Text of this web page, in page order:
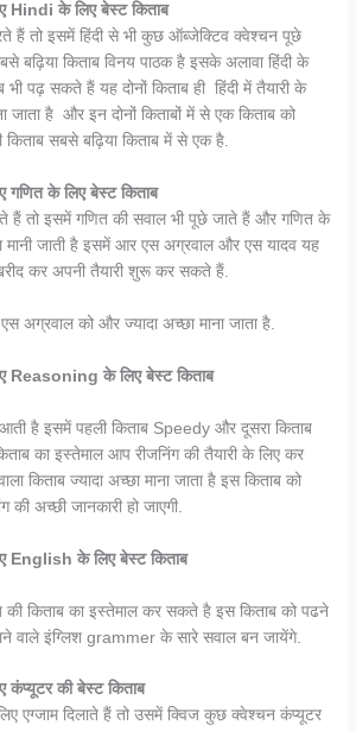
के लिए बेस्ट किताब
हैं तो इसमें हिंदी से भी कुछ ऑब्जेक्टिव क्वेश्चन पूछे
बढ़िया किताब विनय पाठक है इसके अलावा हिंदी के
पढ़ सकते हैं यह दोनों किताब ही हिंदी में तैयारी के
जाता है और इन दोनों किताबों में से एक किताब को
किताब सबसे बढ़िया किताब में से एक है.
के लिए बेस्ट किताब
हैं तो इसमें गणित की सवाल भी पूछे जाते हैं और गणित के
मानी जाती है इसमें आर एस अग्रवाल और एस यादव यह
कर अपनी तैयारी शुरू कर सकते हैं.
अग्रवाल को और ज्यादा अच्छा माना जाता है.
के लिए बेस्ट किताब
आती है इसमें पहली किताब Speedy और दूसरा किताब
का इस्तेमाल आप रीजनिंग की तैयारी के लिए कर
किताब ज्यादा अच्छा माना जाता है इस किताब को
अच्छी जानकारी हो जाएगी.
के लिए बेस्ट किताब
की किताब का इस्तेमाल कर सकते है इस किताब को पढने
वाले इंग्लिश grammer के सारे सवाल बन जायेंगे.
की बेस्ट किताब
एग्जाम दिलाते हैं तो उसमें क्विज कुछ क्वेश्चन कंप्यूटर